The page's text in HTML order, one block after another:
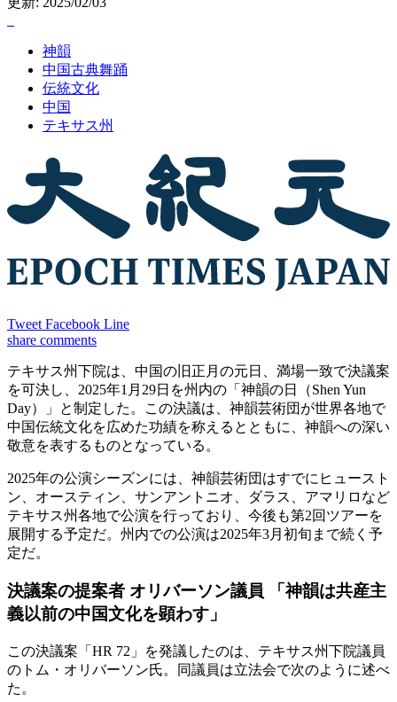
神韻
中国古典舞踊
伝統文化
中国
テキサス州
Tweet Facebook Line
share comments
テキサス州下院は、中国の旧正月の元日、満場一致で決議案
を可決し、2025年1月29日を州内の「神韻の日（Shen Yun
Day）」と制定した。この決議は、神韻芸術団が世界各地で
中国伝統文化を広めた功績を称えるとともに、神韻への深い
敬意を表するものとなっている。
2025年の公演シーズンには、神韻芸術団はすでにヒュースト
ン、オースティン、サンアントニオ、ダラス、アマリロなど
テキサス州各地で公演を行っており、今後も第2回ツアーを
展開する予定だ。州内での公演は2025年3月初旬まで続く予
定だ。
決議案の提案者 オリバーソン議員 「神韻は共産主
義以前の中国文化を顕わす」
この決議案「HR 72」を発議したのは、テキサス州下院議員
のトム・オリバーソン氏。同議員は立法会で次のように述べ
た。